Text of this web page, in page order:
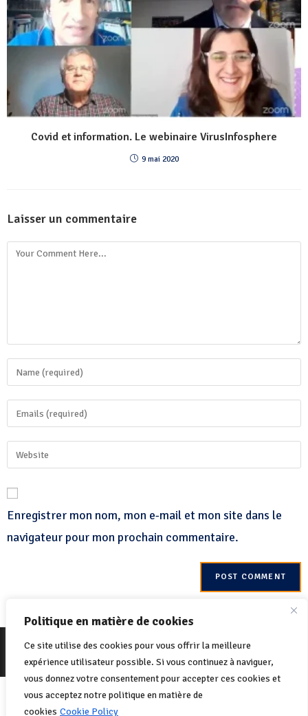
Politique en matière de cookies
Ce site utilise des cookies pour vous offrir la meilleure
expérience utilisateur possible. Si vous continuez à naviguer,
vous donnez votre consentement pour accepter ces cookies et
vous acceptez notre politique en matière de
cookies Cookie Policy
Covid et information. Le webinaire VirusInfosphere
9 mai 2020
Laisser un commentaire
Enregistrer mon nom, mon e-mail et mon site dans le
navigateur pour mon prochain commentaire.
© 2022 Net-One.org Tous les droits sont réservés. Site de
Politique de cookies
Politique de confidentialité
Italiano(Italien) English